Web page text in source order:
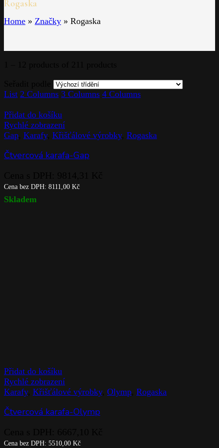
Rogaska
Home » Značky » Rogaska
List 2 Columns 3 Columns 4 Columns
Přidat do košíku
Rychlé zobrazení
Gap Karafy, Křišťálové výrobky, Rogaska
Čtvercová karafa-Gap
Cena bez DPH: 8111,00 Kč
Skladem
Přidat do košíku
Rychlé zobrazení
Karafy, Křišťálové výrobky, Olymp Rogaska
Čtvercová karafa-Olymp
Cena bez DPH: 5510,00 Kč